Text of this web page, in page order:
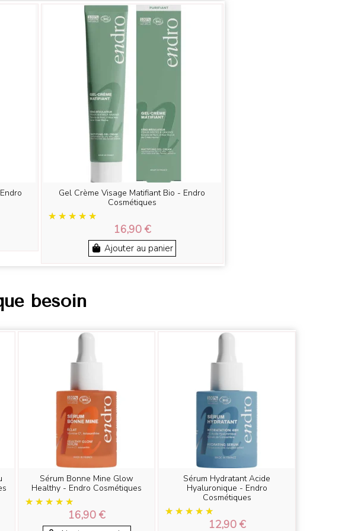
Gel Crème Visage Matifiant Bio - Endro
Cosmétiques
16,90 €
Ajouter au panier
besoin
Sérum Bonne Mine Glow
Healthy - Endro Cosmétiques
16,90 €
Sérum Hydratant Acide
Hyaluronique - Endro
Cosmétiques
12,90 €